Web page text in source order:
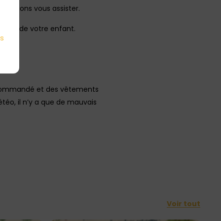
vous assister.
vélo de votre enfant.
et des vêtements
il n’y a que de mauvais
Voir tout